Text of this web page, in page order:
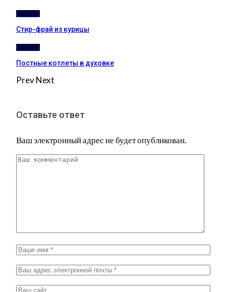
ВТОРОЕ
Стир-фрай из курицы
ВТОРОЕ
Постные котлеты в духовке
PrevNext
Оставьте ответ
Ваш электронный адрес не будет опубликован.